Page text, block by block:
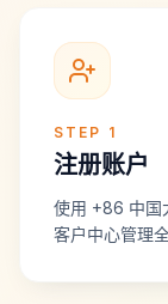
STEP 1
注册账户
使用 +86 中国
客户中心管理